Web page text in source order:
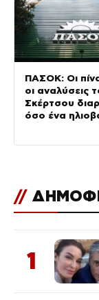
ΠΑΣΟΚ: Οι
οι αναλύσεις
Σκέρτσου
όσο ένα
//
1